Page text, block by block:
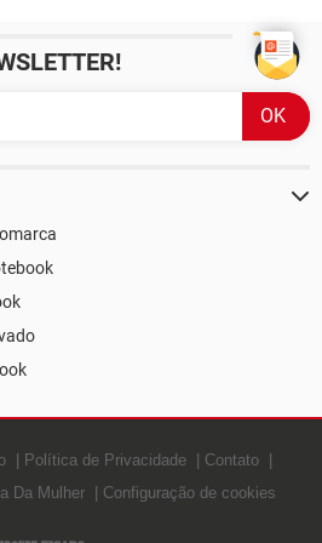
Política de Privacidade
Contato
Da Mulher Configuração de cookies